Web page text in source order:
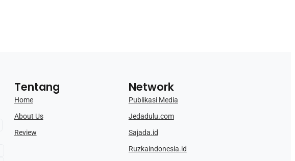
Tentang
Home
About Us
Review
Network
Publikasi Media
Jedadulu.com
Sajada.id
Ruzkaindonesia.id